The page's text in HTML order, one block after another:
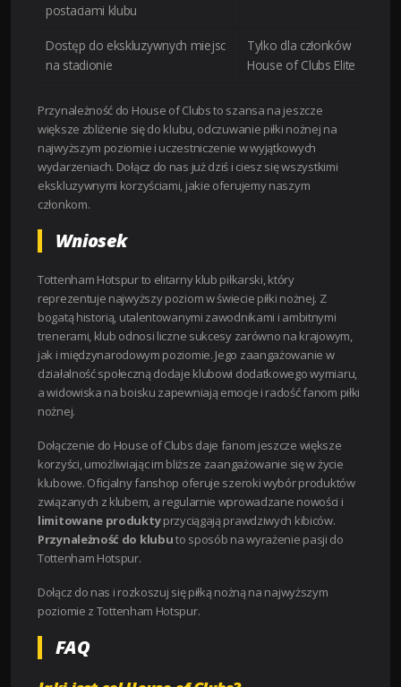
postaciami klubu
Dostęp do ekskluzywnych miejsc
na stadionie
Tylko dla członków
House of Clubs Elite
Przynależność do House of Clubs to szansa na jeszcze
większe zbliżenie się do klubu, odczuwanie piłki nożnej na
najwyższym poziomie i uczestniczenie w wyjątkowych
wydarzeniach. Dołącz do nas już dziś i ciesz się wszystkimi
ekskluzywnymi korzyściami, jakie oferujemy naszym
członkom.
Wniosek
Tottenham Hotspur to elitarny klub piłkarski, który
reprezentuje najwyższy poziom w świecie piłki nożnej. Z
bogatą historią, utalentowanymi zawodnikami i ambitnymi
trenerami, klub odnosi liczne sukcesy zarówno na krajowym,
jak i międzynarodowym poziomie. Jego zaangażowanie w
działalność społeczną dodaje klubowi dodatkowego wymiaru,
a widowiska na boisku zapewniają emocje i radość fanom piłki
nożnej.
Dołączenie do House of Clubs daje fanom jeszcze większe
korzyści, umożliwiając im bliższe zaangażowanie się w życie
klubowe. Oficjalny fanshop oferuje szeroki wybór produktów
związanych z klubem, a regularnie wprowadzane nowości i
limitowane produktyprzyciągają prawdziwych kibiców.
Przynależność do klubuto sposób na wyrażenie pasji do
Tottenham Hotspur.
Dołącz do nas i rozkoszuj się piłką nożną na najwyższym
poziomie z Tottenham Hotspur.
FAQ